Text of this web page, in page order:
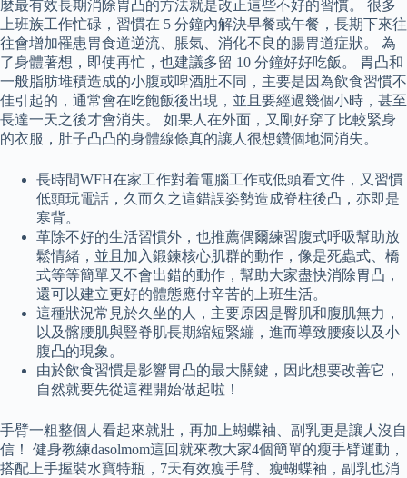
麼最有效長期消除胃凸的方法就是改正這些不好的習慣。 很多
上班族工作忙碌，習慣在 5 分鐘內解決早餐或午餐，長期下來往
往會增加罹患胃食道逆流、脹氣、消化不良的腸胃道症狀。 為
了身體著想，即使再忙，也建議多留 10 分鐘好好吃飯。 胃凸和
一般脂肪堆積造成的小腹或啤酒肚不同，主要是因為飲食習慣不
佳引起的，通常會在吃飽飯後出現，並且要經過幾個小時，甚至
長達一天之後才會消失。 如果人在外面，又剛好穿了比較緊身
的衣服，肚子凸凸的身體線條真的讓人很想鑽個地洞消失。
長時間WFH在家工作對着電腦工作或低頭看文件，又習慣
低頭玩電話，久而久之這錯誤姿勢造成脊柱後凸，亦即是
寒背。
革除不好的生活習慣外，也推薦偶爾練習腹式呼吸幫助放
鬆情緒，並且加入鍛鍊核心肌群的動作，像是死蟲式、橋
式等等簡單又不會出錯的動作，幫助大家盡快消除胃凸，
還可以建立更好的體態應付辛苦的上班生活。
這種狀況常見於久坐的人，主要原因是臀肌和腹肌無力，
以及髂腰肌與豎脊肌長期縮短緊繃，進而導致腰痠以及小
腹凸的現象。
由於飲食習慣是影響胃凸的最大關鍵，因此想要改善它，
自然就要先從這裡開始做起啦！
手臂一粗整個人看起來就壯，再加上蝴蝶袖、副乳更是讓人沒自
信！ 健身教練dasolmom這回就來教大家4個簡單的瘦手臂運動，
搭配上手握裝水寶特瓶，7天有效瘦手臂、瘦蝴蝶袖，副乳也消